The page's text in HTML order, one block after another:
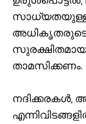
സാധ്യതയുള്ള
അധികൃതരുടെ
സുരക്ഷിതമായ
താമസിക്കണം.
നദിക്കരകൾ,